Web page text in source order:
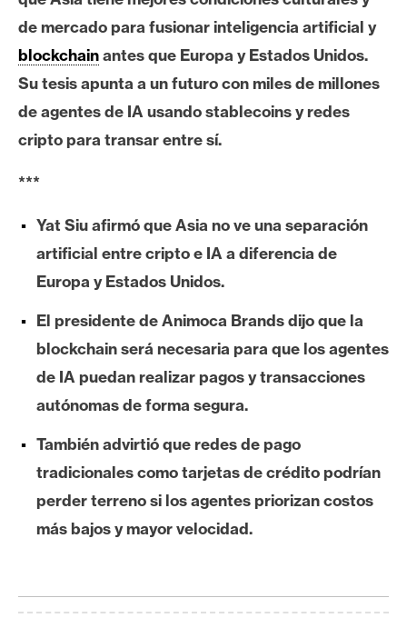
c
o
i
n
E
r
e
m
I
A
A
n
á
l
i
s
de mercado para fusionar inteligencia artificial y
blockchainantes que Europa y Estados Unidos.
Su tesis apunta a un futuro con miles de millones
de agentes de IA usando stablecoins y redes
cripto para transar entre sí.
***
Yat Siu afirmó que Asia no ve una separación
artificial entre cripto e IA a diferencia de
Europa y Estados Unidos.
El presidente de Animoca Brands dijo que la
blockchain será necesaria para que los agentes
de IA puedan realizar pagos y transacciones
autónomas de forma segura.
También advirtió que redes de pago
tradicionales como tarjetas de crédito podrían
perder terreno si los agentes priorizan costos
más bajos y mayor velocidad.